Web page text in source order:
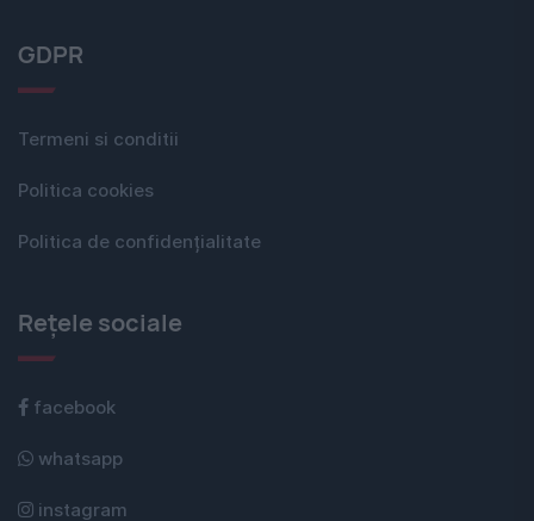
GDPR
Termeni si conditii
Politica cookies
Politica de confidențialitate
Rețele sociale
facebook
whatsapp
instagram